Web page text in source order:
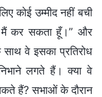
कोई उम्मीद नहीं बची
मैं कर सकता हूँ।” और
साथ वे इसका प्रतिरोध
लगते हैं। क्या वे
हैं? सभाओं के दौरान